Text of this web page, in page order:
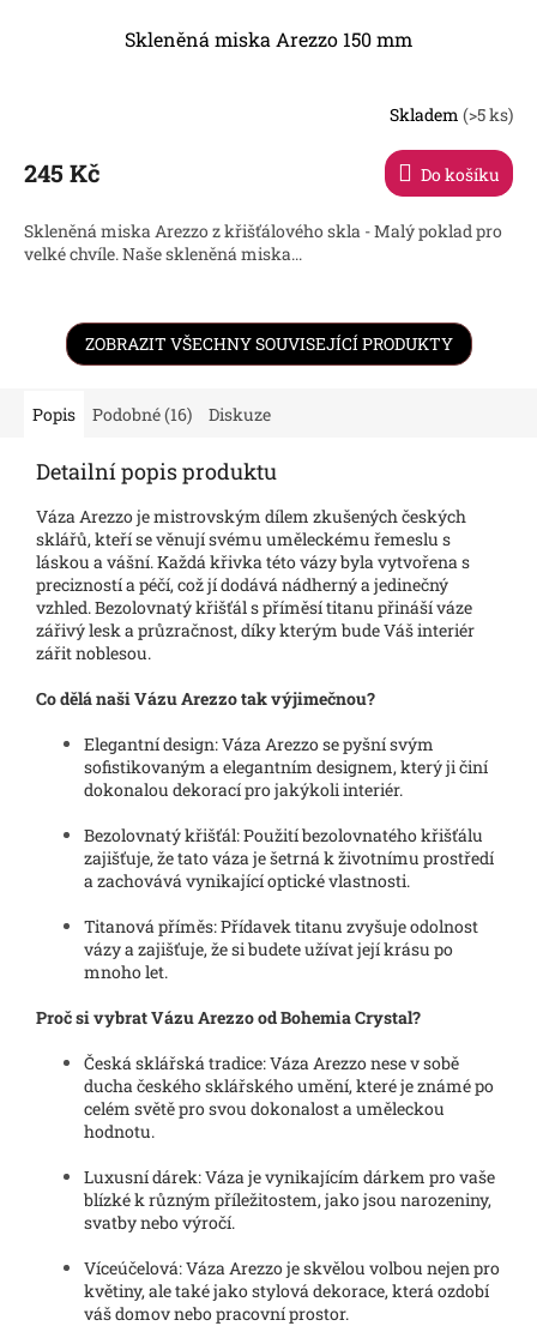
Skleněná miska Arezzo 150 mm
Skladem (>5 ks)
245 Kč Do košíku
Skleněná miska Arezzo z křišťálového skla - Malý poklad pro
velké chvíle. Naše skleněná miska...
ZOBRAZIT VŠECHNY SOUVISEJÍCÍ PRODUKTY
Popis Podobné (16) Diskuze
Detailní popis produktu
Váza Arezzo je mistrovským dílem zkušených českých
sklářů, kteří se věnují svému uměleckému řemeslu s
láskou a vášní. Každá křivka této vázy byla vytvořena s
precizností a péčí, což jí dodává nádherný a jedinečný
vzhled. Bezolovnatý křišťál s příměsí titanu přináší váze
zářivý lesk a průzračnost, díky kterým bude Váš interiér
zářit noblesou.
Co dělá naši Vázu Arezzo tak výjimečnou?
Elegantní design: Váza Arezzo se pyšní svým
sofistikovaným a elegantním designem, který ji činí
dokonalou dekorací pro jakýkoli interiér.
Bezolovnatý křišťál: Použití bezolovnatého křišťálu
zajišťuje, že tato váza je šetrná k životnímu prostředí
a zachovává vynikající optické vlastnosti.
Titanová příměs: Přídavek titanu zvyšuje odolnost
vázy a zajišťuje, že si budete užívat její krásu po
mnoho let.
Proč si vybrat Vázu Arezzo od Bohemia Crystal?
Česká sklářská tradice: Váza Arezzo nese v sobě
ducha českého sklářského umění, které je známé po
celém světě pro svou dokonalost a uměleckou
hodnotu.
Luxusní dárek: Váza je vynikajícím dárkem pro vaše
blízké k různým příležitostem, jako jsou narozeniny,
svatby nebo výročí.
Víceúčelová: Váza Arezzo je skvělou volbou nejen pro
květiny, ale také jako stylová dekorace, která ozdobí
váš domov nebo pracovní prostor.